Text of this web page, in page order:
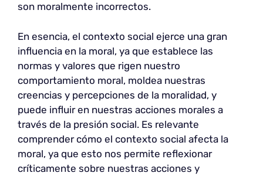
son moralmente incorrectos.
En esencia, el contexto social ejerce una gran
influencia en la moral, ya que establece las
normas y valores que rigen nuestro
comportamiento moral, moldea nuestras
creencias y percepciones de la moralidad, y
puede influir en nuestras acciones morales a
través de la presión social. Es relevante
comprender cómo el contexto social afecta la
moral, ya que esto nos permite reflexionar
críticamente sobre nuestras acciones y